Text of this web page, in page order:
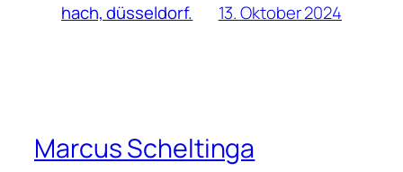
hach, düsseldorf. 13. Oktober 2024
Marcus Scheltinga